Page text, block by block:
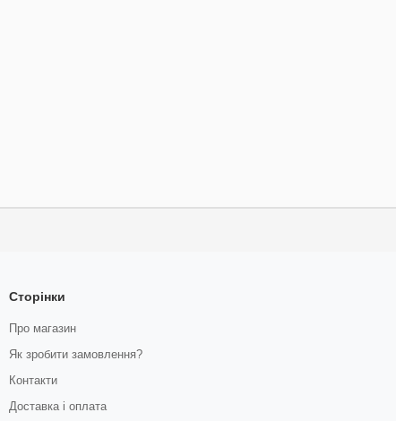
Сторінки
Про магазин
Як зробити замовлення?
Контакти
Доставка і оплата